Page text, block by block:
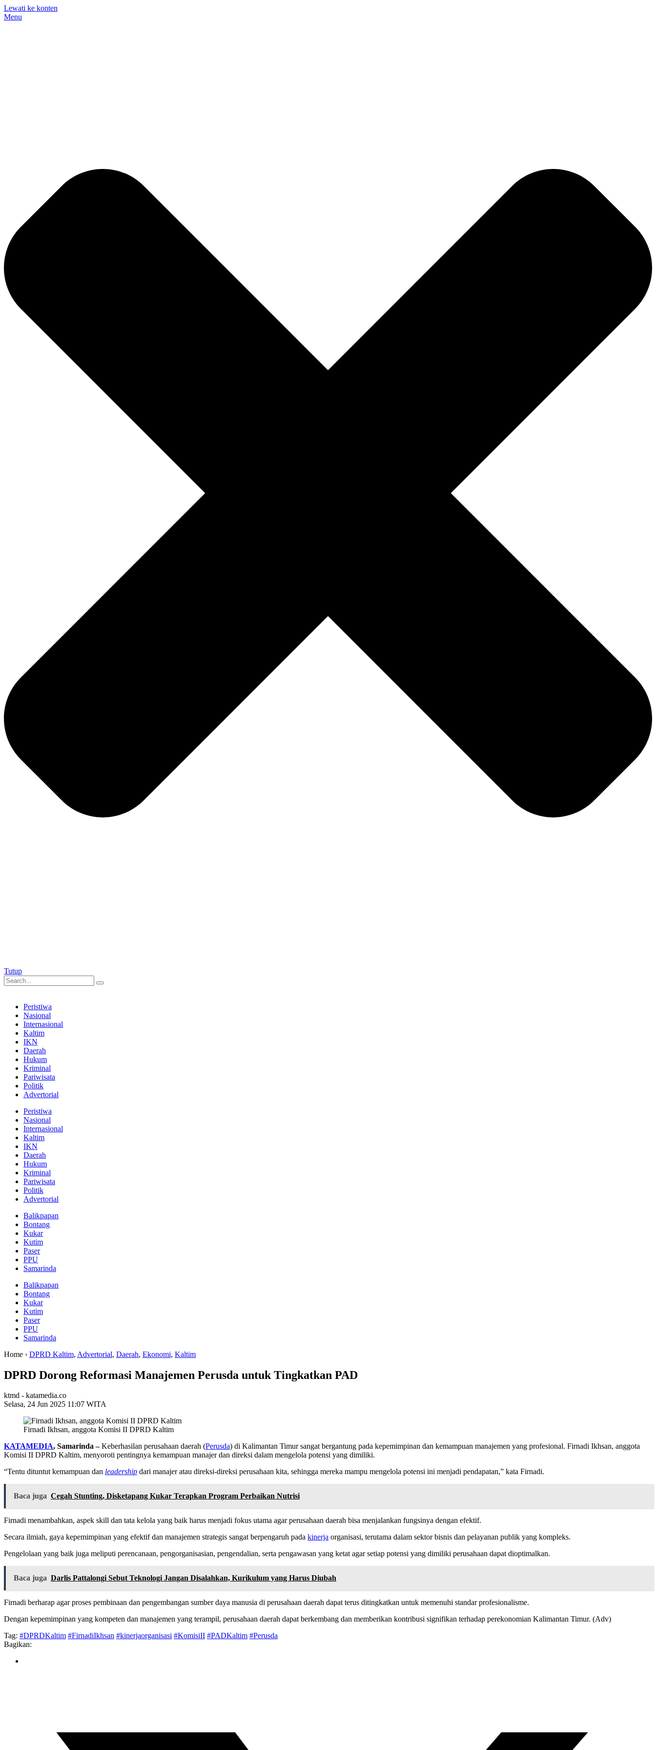
Lewati ke konten
Menu
Tutup
Peristiwa
Nasional
Internasional
Kaltim
IKN
Daerah
Hukum
Kriminal
Pariwisata
Politik
Advertorial
Peristiwa
Nasional
Internasional
Kaltim
IKN
Daerah
Hukum
Kriminal
Pariwisata
Politik
Advertorial
Balikpapan
Bontang
Kukar
Kutim
Paser
PPU
Samarinda
Balikpapan
Bontang
Kukar
Kutim
Paser
PPU
Samarinda
Home › DPRD Kaltim, Advertorial, Daerah, Ekonomi, Kaltim
DPRD Dorong Reformasi Manajemen Perusda untuk Tingkatkan PAD
ktmd - katamedia.co
Selasa, 24 Jun 2025 11:07 WITA
Firnadi Ikhsan, anggota Komisi II DPRD Kaltim
KATAMEDIA, Samarinda –Keberhasilan perusahaan daerah (Perusda) di Kalimantan Timur sangat bergantung pada kepemimpinan dan kemampuan manajemen yang profesional. Firnadi Ikhsan, anggota
Komisi II DPRD Kaltim, menyoroti pentingnya kemampuan manajer dan direksi dalam mengelola potensi yang dimiliki.
“Tentu dituntut kemampuan dan leadership dari manajer atau direksi-direksi perusahaan kita, sehingga mereka mampu mengelola potensi ini menjadi pendapatan,” kata Firnadi.
Baca juga Cegah Stunting, Disketapang Kukar Terapkan Program Perbaikan Nutrisi
Firnadi menambahkan, aspek skill dan tata kelola yang baik harus menjadi fokus utama agar perusahaan daerah bisa menjalankan fungsinya dengan efektif.
Secara ilmiah, gaya kepemimpinan yang efektif dan manajemen strategis sangat berpengaruh pada kinerja organisasi, terutama dalam sektor bisnis dan pelayanan publik yang kompleks.
Pengelolaan yang baik juga meliputi perencanaan, pengorganisasian, pengendalian, serta pengawasan yang ketat agar setiap potensi yang dimiliki perusahaan dapat dioptimalkan.
Baca juga Darlis Pattalongi Sebut Teknologi Jangan Disalahkan, Kurikulum yang Harus Diubah
Firnadi berharap agar proses pembinaan dan pengembangan sumber daya manusia di perusahaan daerah dapat terus ditingkatkan untuk memenuhi standar profesionalisme.
Dengan kepemimpinan yang kompeten dan manajemen yang terampil, perusahaan daerah dapat berkembang dan memberikan kontribusi signifikan terhadap perekonomian Kalimantan Timur. (Adv)
Tag: #DPRDKaltim #FirnadiIkhsan #kinerjaorganisasi #KomisiII #PADKaltim #Perusda
Bagikan: